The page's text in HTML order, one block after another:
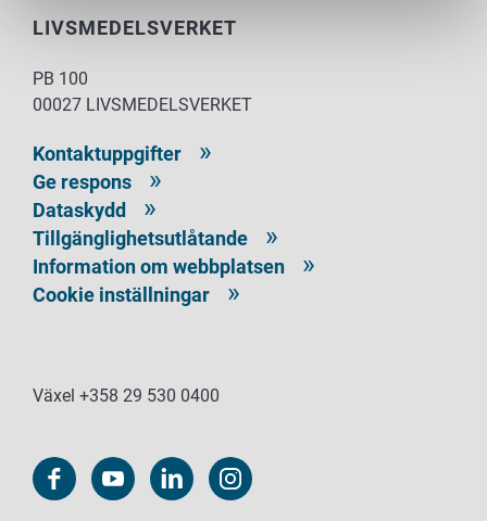
LIVSMEDELSVERKET
PB 100
00027 LIVSMEDELSVERKET
Kontaktuppgifter
Ge respons
Dataskydd
Tillgänglighetsutlåtande
Information om webbplatsen
Cookie inställningar
Växel +358 29 530 0400